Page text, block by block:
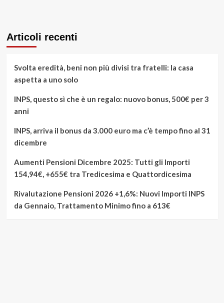
Articoli recenti
Svolta eredità, beni non più divisi tra fratelli: la casa
aspetta a uno solo
INPS, questo sì che è un regalo: nuovo bonus, 500€ per 3
anni
INPS, arriva il bonus da 3.000 euro ma c’è tempo fino al 31
dicembre
Aumenti Pensioni Dicembre 2025: Tutti gli Importi
154,94€, +655€ tra Tredicesima e Quattordicesima
Rivalutazione Pensioni 2026 +1,6%: Nuovi Importi INPS
da Gennaio, Trattamento Minimo fino a 613€